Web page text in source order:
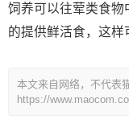
饲养可以往荤类食物
的提供鲜活食，这样
本文来自网络，不代表
https://